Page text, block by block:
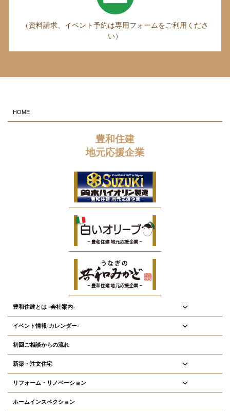
（資料請求、イベント予約は専用フォームをご利用くださ
い）
HOME
豊和住建
地元応援企業
豊和住建とは -会社案内-
イベント情報-カレンダー-
初回ご相談からの流れ
新築・注文住宅
リフォーム・リノベーション
ホームインスペクション